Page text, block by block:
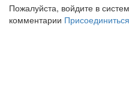
Пожалуйста, войдите в
комментарии